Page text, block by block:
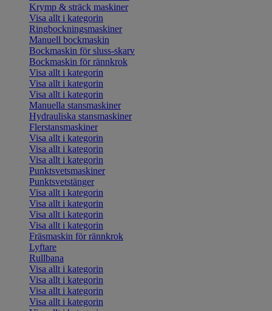
Krymp & sträck maskiner
Visa allt i kategorin
Ringbockningsmaskiner
Manuell bockmaskin
Bockmaskin för sluss-skarv
Bockmaskin för rännkrok
Visa allt i kategorin
Visa allt i kategorin
Visa allt i kategorin
Manuella stansmaskiner
Hydrauliska stansmaskiner
Flerstansmaskiner
Visa allt i kategorin
Visa allt i kategorin
Visa allt i kategorin
Punktsvetsmaskiner
Punktsvetstänger
Visa allt i kategorin
Visa allt i kategorin
Visa allt i kategorin
Visa allt i kategorin
Fräsmaskin för rännkrok
Lyftare
Rullbana
Visa allt i kategorin
Visa allt i kategorin
Visa allt i kategorin
Visa allt i kategorin